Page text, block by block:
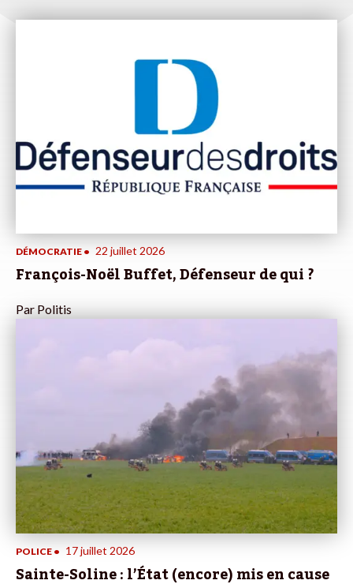
DÉMOCRATIE • 22 juillet 2026
François-Noël Buffet, Défenseur de qui ?
Par Politis
POLICE • 17 juillet 2026
Sainte-Soline : l’État (encore) mis en cause